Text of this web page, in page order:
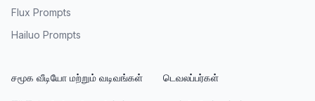
Flux Prompts
Hailuo Prompts
சமூக வீடியோ மற்றும் வடிவங்கள் டெவலப்பர்கள்